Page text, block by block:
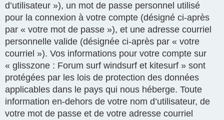
d’utilisateur »), un mot de passe personnel utilisé
pour la connexion à votre compte (désigné ci-après
par « votre mot de passe »), et une adresse courriel
personnelle valide (désignée ci-après par « votre
courriel »). Vos informations pour votre compte sur
« glisszone : Forum surf windsurf et kitesurf » sont
protégées par les lois de protection des données
applicables dans le pays qui nous héberge. Toute
information en-dehors de votre nom d’utilisateur, de
votre mot de passe et de votre adresse courriel